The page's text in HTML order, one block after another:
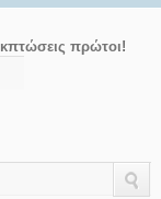
πρώτοι!